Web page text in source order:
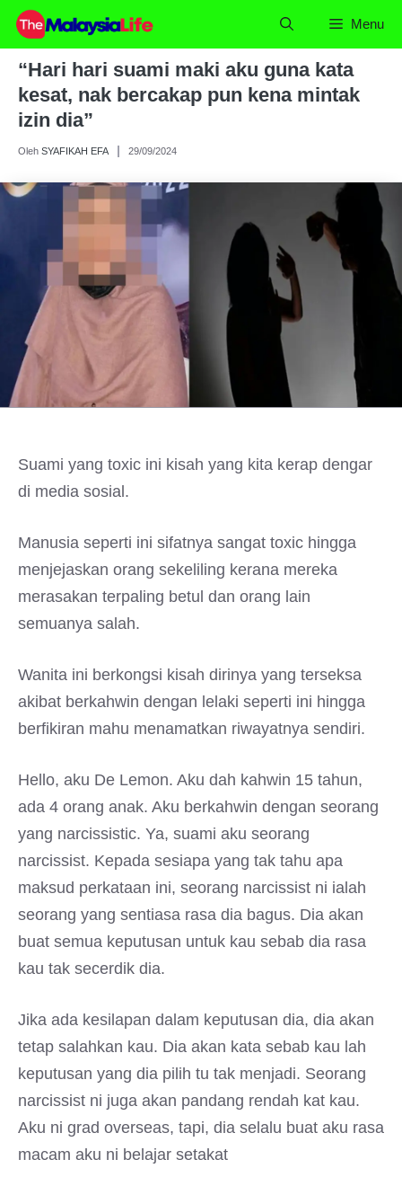
Skip
content
Menu
“Hari hari suami maki aku guna kata
kesat, nak bercakap pun kena mintak
izin dia”
Oleh SYAFIKAH EFA 29/09/2024
Suami yang toxic ini kisah yang kita kerap dengar
di media sosial.
Manusia seperti ini sifatnya sangat toxic hingga
menjejaskan orang sekeliling kerana mereka
merasakan terpaling betul dan orang lain
semuanya salah.
Wanita ini berkongsi kisah dirinya yang terseksa
akibat berkahwin dengan lelaki seperti ini hingga
berfikiran mahu menamatkan riwayatnya sendiri.
Hello, aku De Lemon. Aku dah kahwin 15 tahun,
ada 4 orang anak. Aku berkahwin dengan seorang
yang narcissistic. Ya, suami aku seorang
narcissist. Kepada sesiapa yang tak tahu apa
maksud perkataan ini, seorang narcissist ni ialah
seorang yang sentiasa rasa dia bagus. Dia akan
buat semua keputusan untuk kau sebab dia rasa
kau tak secerdik dia.
Jika ada kesilapan dalam keputusan dia, dia akan
tetap salahkan kau. Dia akan kata sebab kau lah
keputusan yang dia pilih tu tak menjadi. Seorang
narcissist ni juga akan pandang rendah kat kau.
Aku ni grad overseas, tapi, dia selalu buat aku rasa
macam aku ni belajar setakat